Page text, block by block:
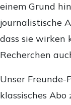
einem Grund
journalistische
dass sie wirken
Recherchen
Unser
klassisches